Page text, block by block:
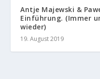
Antje Majewski &
Einführung. (Immer
wieder)
19. August 2019